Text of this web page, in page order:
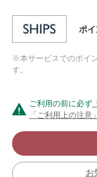
ポイ
※本サービスでのポイ
す。
ご利用の前に必ず
「ご利用上の注意」
お